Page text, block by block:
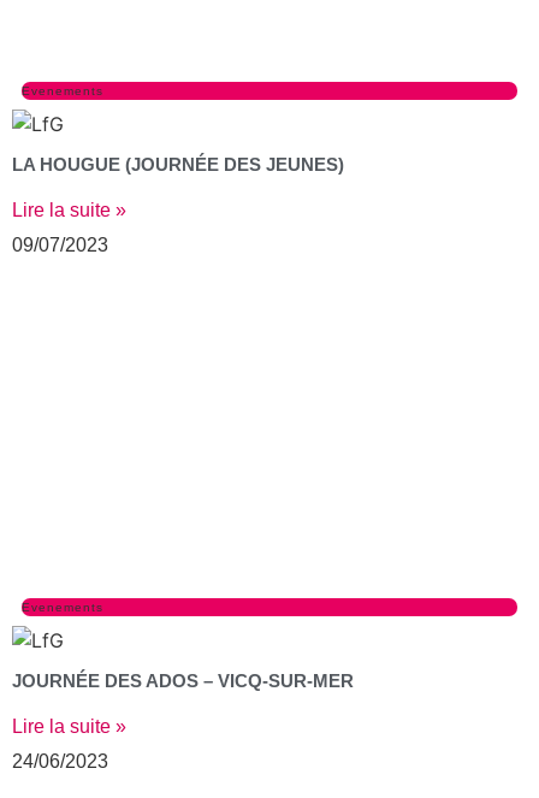
Evenements
LA HOUGUE (JOURNÉE DES JEUNES)
Lire la suite »
09/07/2023
Evenements
JOURNÉE DES ADOS – VICQ-SUR-MER
Lire la suite »
24/06/2023